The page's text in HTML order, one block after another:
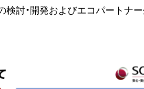
検討・開発およびエコパートナ